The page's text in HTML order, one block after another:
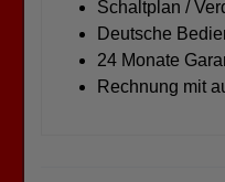
Schaltplan /
Deutsche
24 Monate
Rechnung mit